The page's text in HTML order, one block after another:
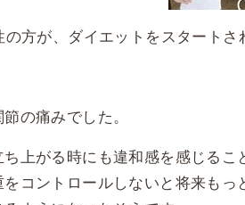
方が、ダイエットをスタートさ
の痛みでした。
上がる時にも違和感を感じるこ
をコントロールしないと将来も